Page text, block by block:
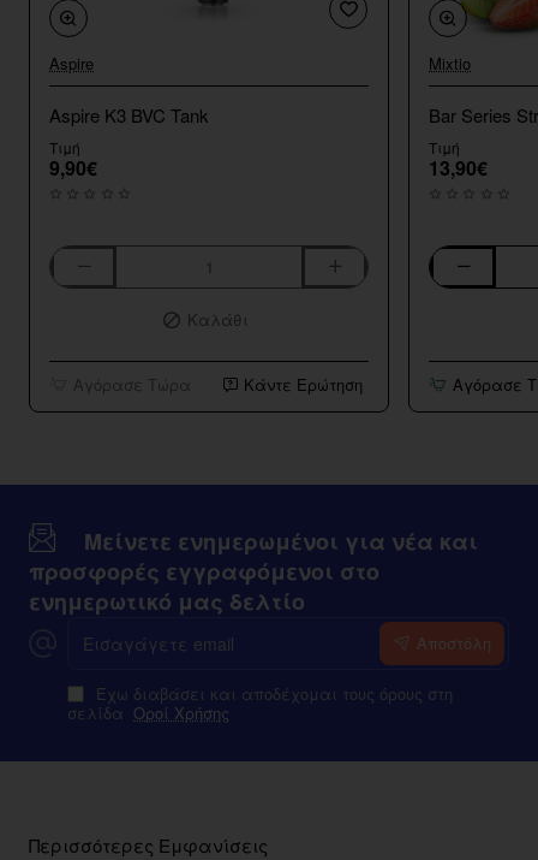
Aspire
Aspire K3 BVC Tank
Τιμή
9,90€
Aspire
Καλάθι
Αγόρασε Τώρα Κάντε Ερώτηση
Mixtio
Bar Series
Τιμή
13,90€
Bar
10ml/120ml
Αγόρασε
Μείνετε ενημερωμένοι για νέα και
προσφορές εγγραφόμενοι στο
ενημερωτικό μας δελτίο
email
Αποστόλη
Έχω διαβάσει και αποδέχομαι τους όρους στη
σελίδα Οροί Χρήσης
Περισσότερες Εμφανίσεις